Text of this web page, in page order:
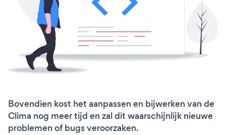
Bovendien kost het aanpassen en bijwerken van de
Clima nog meer tijd en zal dit waarschijnlijk nieuwe
problemen of bugs veroorzaken.